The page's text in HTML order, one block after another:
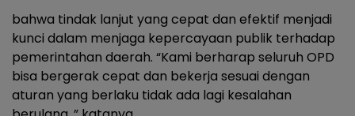
bahwa tindak lanjut yang cepat dan efektif menjadi
kunci dalam menjaga kepercayaan publik terhadap
pemerintahan daerah. “Kami berharap seluruh OPD
bisa bergerak cepat dan bekerja sesuai dengan
aturan yang berlaku tidak ada lagi kesalahan